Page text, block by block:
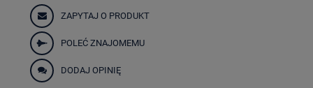
ZAPYTAJ O PRODUKT
POLEĆ ZNAJOMEMU
DODAJ OPINIĘ